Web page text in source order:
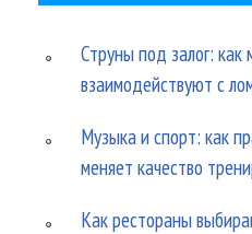
Струны под залог: как
взаимодействуют с
Музыка и спорт: как
меняет качество
Как рестораны